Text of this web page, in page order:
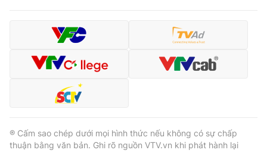
® Cấm sao chép dưới mọi hình thức nếu không có sự chấp
thuận bằng văn bản. Ghi rõ nguồn VTV.vn khi phát hành lại